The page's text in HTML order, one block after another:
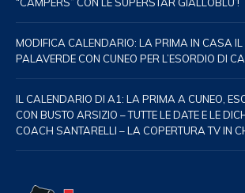
MODIFICA CALENDARIO: LA PRIMA IN CASA IL
PALAVERDE CON CUNEO PER L’ESORDIO DI
IL CALENDARIO DI A1: LA PRIMA A CUNEO,
CON BUSTO ARSIZIO – TUTTE LE DATE E LE
COACH SANTARELLI – LA COPERTURA TV IN